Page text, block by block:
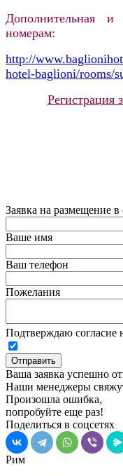
Дополнительная
номерам:
http://
hotel-baglioni/rooms/
Регистрация
Заявка на размещение в
Ваше имя
Ваш телефон
Пожелания
Подтверждаю согласие
Отправить
Ваша заявка успешно
Наши менеджеры
Произошла ошибка,
попробуйте еще раз!
Поделиться в соцсетях
Рим